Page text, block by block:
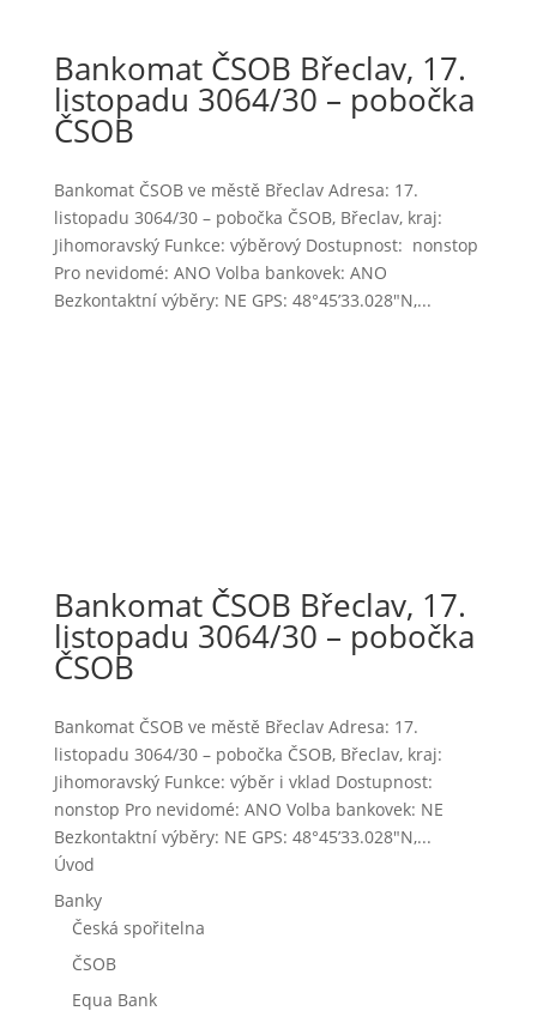
Bankomat ČSOB Břeclav, 17.
listopadu 3064/30 – pobočka
ČSOB
Bankomat ČSOB ve městě Břeclav Adresa: 17.
listopadu 3064/30 – pobočka ČSOB, Břeclav, kraj:
Jihomoravský Funkce: výběrový Dostupnost: nonstop
Pro nevidomé: ANO Volba bankovek: ANO
Bezkontaktní výběry: NE GPS: 48°45’33.028″N,...
Bankomat ČSOB Břeclav, 17.
listopadu 3064/30 – pobočka
ČSOB
Bankomat ČSOB ve městě Břeclav Adresa: 17.
listopadu 3064/30 – pobočka ČSOB, Břeclav, kraj:
Jihomoravský Funkce: výběr i vklad Dostupnost:
nonstop Pro nevidomé: ANO Volba bankovek: NE
Bezkontaktní výběry: NE GPS: 48°45’33.028″N,...
Úvod
Banky
Česká spořitelna
ČSOB
Equa Bank